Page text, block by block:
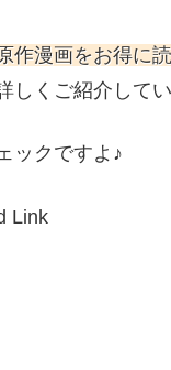
作漫画をお得に
しくご紹介して
ックですよ♪
Link